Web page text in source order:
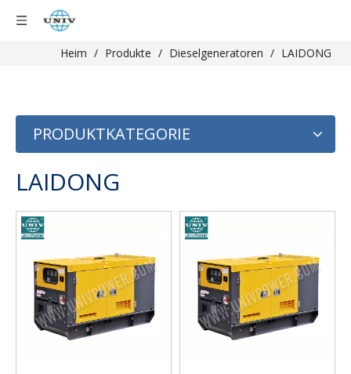
Heim / Produkte / Dieselgeneratoren / LAIDONG
PRODUKTKATEGORIE
LAIDONG